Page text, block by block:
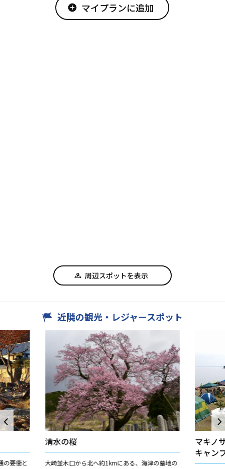
add_circle マイプランに追加
周辺スポットを表示
近隣の観光・レジャースポット
要衝と
清水の桜
大崎並木口から北へ約1kmにある、海津の墓地の
マキノ
キャン